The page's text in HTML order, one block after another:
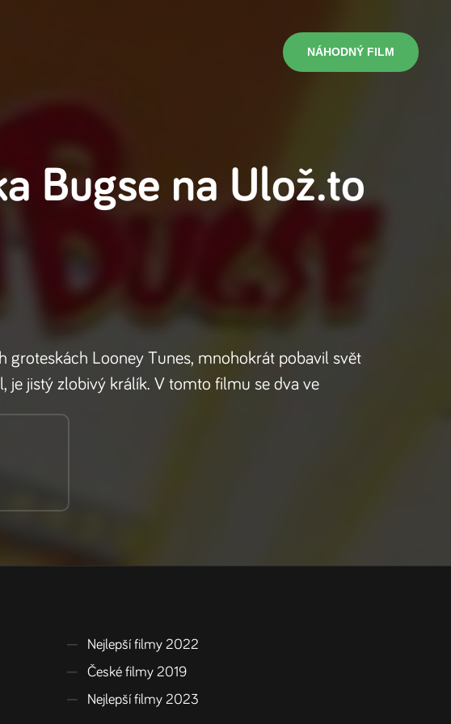
NÁHODNÝ FILM
Bugse na Ulož.to
groteskách Looney Tunes, mnohokrát pobavil svět
je jistý zlobivý králík. V tomto filmu se dva ve
—
Nejlepší filmy 2022
—
České filmy 2019
—
Nejlepší filmy 2023